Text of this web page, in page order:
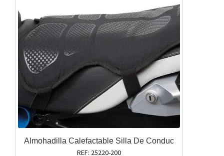
Almohadilla Calefactable Silla De Conduc
REF: 25220-200